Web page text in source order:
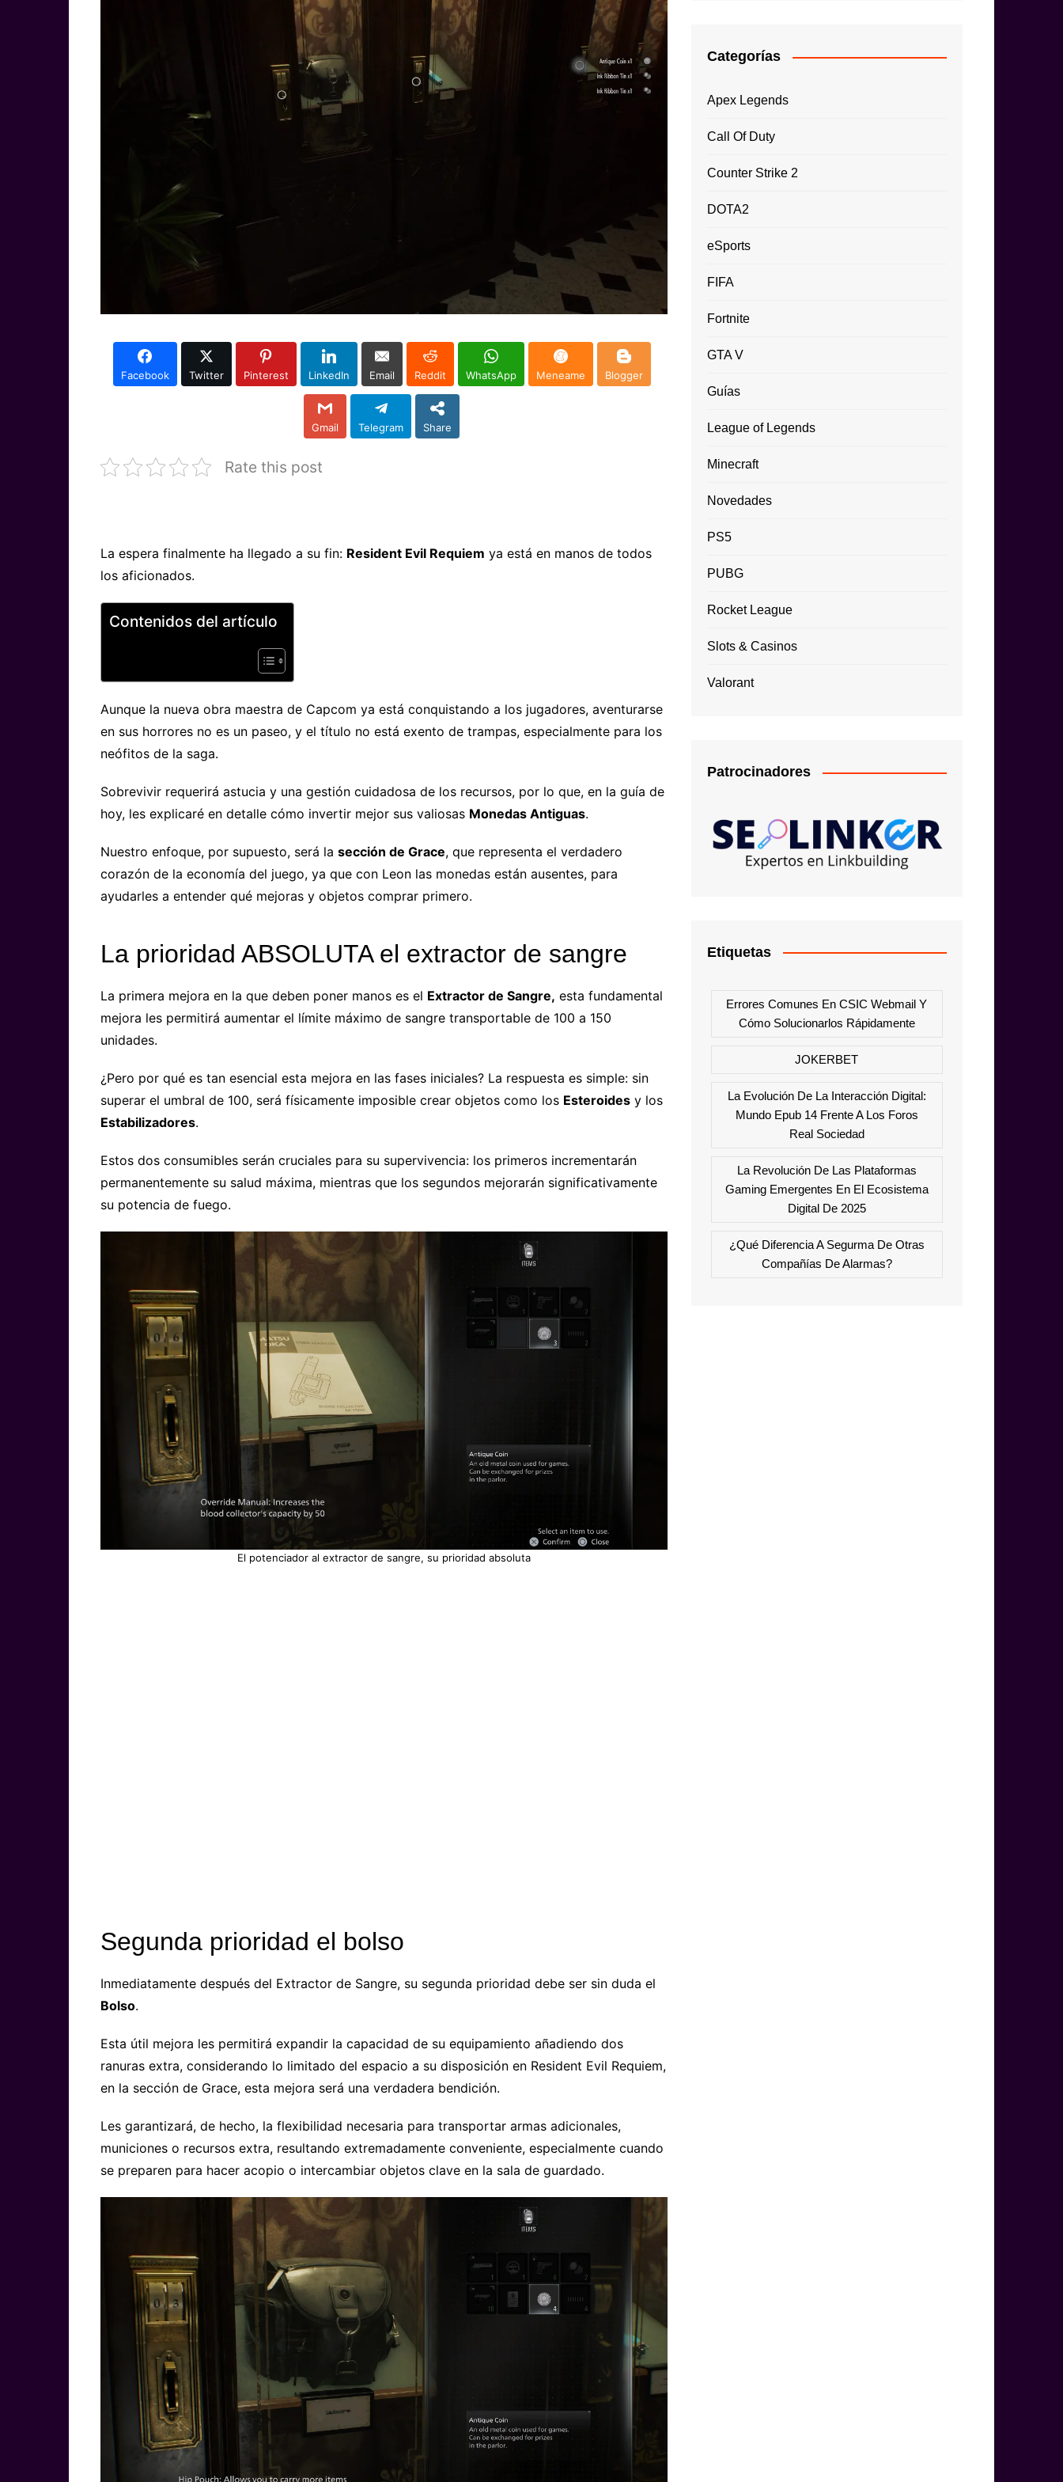
Facebook Twitter Pinterest LinkedIn Email Reddit WhatsApp Meneame Blogger
Gmail Telegram Share
Rate this post
La espera finalmente ha llegado a su fin: Resident Evil Requiem ya está en manos de todos
los aficionados.
Contenidos del artículo
Aunque la nueva obra maestra de Capcom ya está conquistando a los jugadores, aventurarse
en sus horrores no es un paseo, y el título no está exento de trampas, especialmente para los
neófitos de la saga.
Sobrevivir requerirá astucia y una gestión cuidadosa de los recursos, por lo que, en la guía de
hoy, les explicaré en detalle cómo invertir mejor sus valiosas Monedas Antiguas.
Nuestro enfoque, por supuesto, será la sección de Grace, que representa el verdadero
corazón de la economía del juego, ya que con Leon las monedas están ausentes, para
ayudarles a entender qué mejoras y objetos comprar primero.
La prioridad ABSOLUTA el extractor de sangre
La primera mejora en la que deben poner manos es el Extractor de Sangre, esta fundamental
mejora les permitirá aumentar el límite máximo de sangre transportable de 100 a 150
unidades.
¿Pero por qué es tan esencial esta mejora en las fases iniciales? La respuesta es simple: sin
superar el umbral de 100, será físicamente imposible crear objetos como los Esteroides y los
Estabilizadores.
Estos dos consumibles serán cruciales para su supervivencia: los primeros incrementarán
permanentemente su salud máxima, mientras que los segundos mejorarán significativamente
su potencia de fuego.
El potenciador al extractor de sangre, su prioridad absoluta
Segunda prioridad el bolso
Inmediatamente después del Extractor de Sangre, su segunda prioridad debe ser sin duda el
Bolso.
Esta útil mejora les permitirá expandir la capacidad de su equipamiento añadiendo dos
ranuras extra, considerando lo limitado del espacio a su disposición en Resident Evil Requiem,
en la sección de Grace, esta mejora será una verdadera bendición.
Les garantizará, de hecho, la flexibilidad necesaria para transportar armas adicionales,
municiones o recursos extra, resultando extremadamente conveniente, especialmente cuando
se preparen para hacer acopio o intercambiar objetos clave en la sala de guardado.
Categorías
Apex Legends
Call Of Duty
Counter Strike 2
DOTA2
eSports
FIFA
Fortnite
GTA V
Guías
League of Legends
Minecraft
Novedades
PS5
PUBG
Rocket League
Slots & Casinos
Valorant
Patrocinadores
Etiquetas
Errores Comunes En CSIC Webmail Y
Cómo Solucionarlos Rápidamente
JOKERBET
La Evolución De La Interacción Digital:
Mundo Epub 14 Frente A Los Foros
Real Sociedad
La Revolución De Las Plataformas
Gaming Emergentes En El Ecosistema
Digital De 2025
¿Qué Diferencia A Segurma De Otras
Compañías De Alarmas?